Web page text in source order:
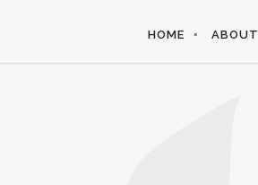
HOME ABOUT